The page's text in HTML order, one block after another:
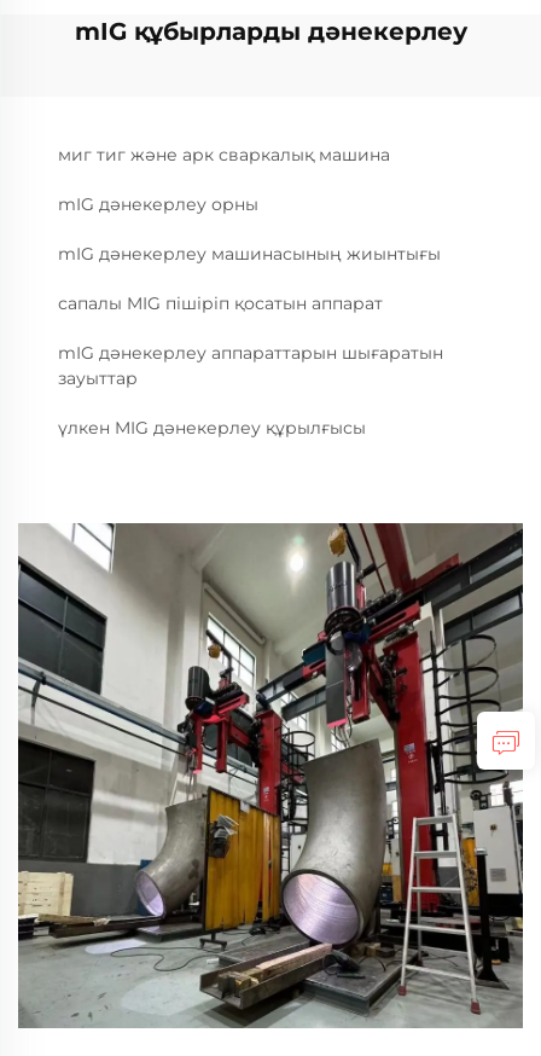
mIG құбырларды дәнекерлеу
миг тиг және арк сваркалық машина
mIG дәнекерлеу орны
mIG дәнекерлеу машинасының жиынтығы
сапалы MIG пішіріп қосатын аппарат
mIG дәнекерлеу аппараттарын шығаратын
зауыттар
үлкен MIG дәнекерлеу құрылғысы